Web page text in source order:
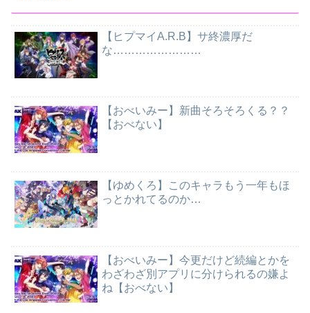
【ヒプマイA.R.B】サ終濃厚だ
な……………………
【おべいみー】新曲そろそろくる？？
【おべない】
【ゆめくろ】このキャラもう一年もほ
っとかれてるのか…
【おべいみー】今更だけど続編とかを
わざわざ別アプリに分けられるの嫌よ
ね【おべない】